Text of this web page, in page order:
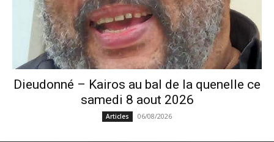
Dieudonné – Kairos au bal de la quenelle ce
samedi 8 aout 2026
Articles 06/08/2026